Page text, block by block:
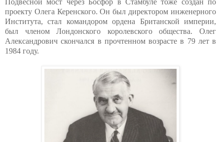
проекту Олега Керенского. Он был директором инженерного
Института, стал командором ордена Британской империи,
был членом Лондонского королевского общества. Олег
Александрович скончался в прочтенном возрасте в 79 лет в
1984 году.